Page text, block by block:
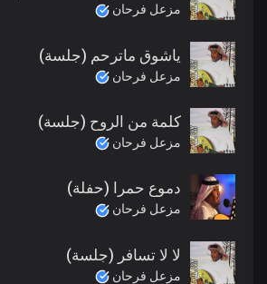
مزعل فرحان
ياشوق ماترحم (جلسة)
مزعل فرحان
كلمة من الروح (جلسة)
مزعل فرحان
دموع حمرا (حفلة)
مزعل فرحان
لا لا تسافر (جلسة)
مزعل فرحان